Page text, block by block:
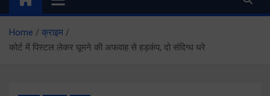
Home
क्राइम
कोर्ट में पिस्टल लेकर घूमने की अफवाह से हड़कंप, दो संदिग्ध धरे